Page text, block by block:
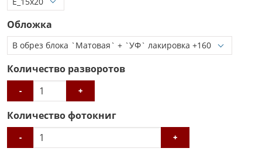
Обложка
Количество разворотов
- +
Количество фотокниг
- +